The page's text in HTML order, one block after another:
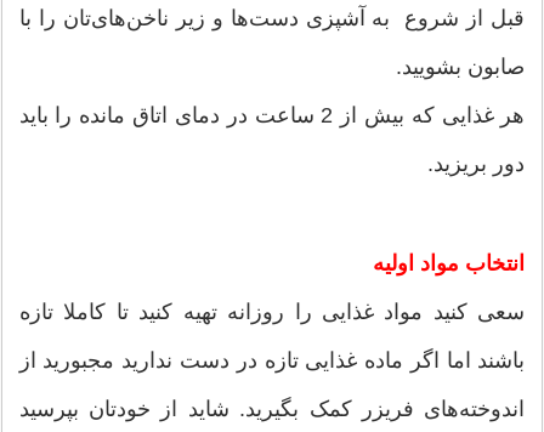
قبل از شروع به آشپزی دست‌ها و زیر ناخن‌های‌تان را با
صابون بشویید.
هر غذایی که بیش از 2 ساعت در دمای اتاق مانده را باید
دور بریزید.
انتخاب مواد اولیه
سعی کنید مواد غذایی را روزانه تهیه کنید تا کاملا تازه
باشند اما اگر ماده غذایی تازه در دست ندارید مجبورید از
اندوخته‌های فریزر کمک بگیرید. شاید از خودتان بپرسید